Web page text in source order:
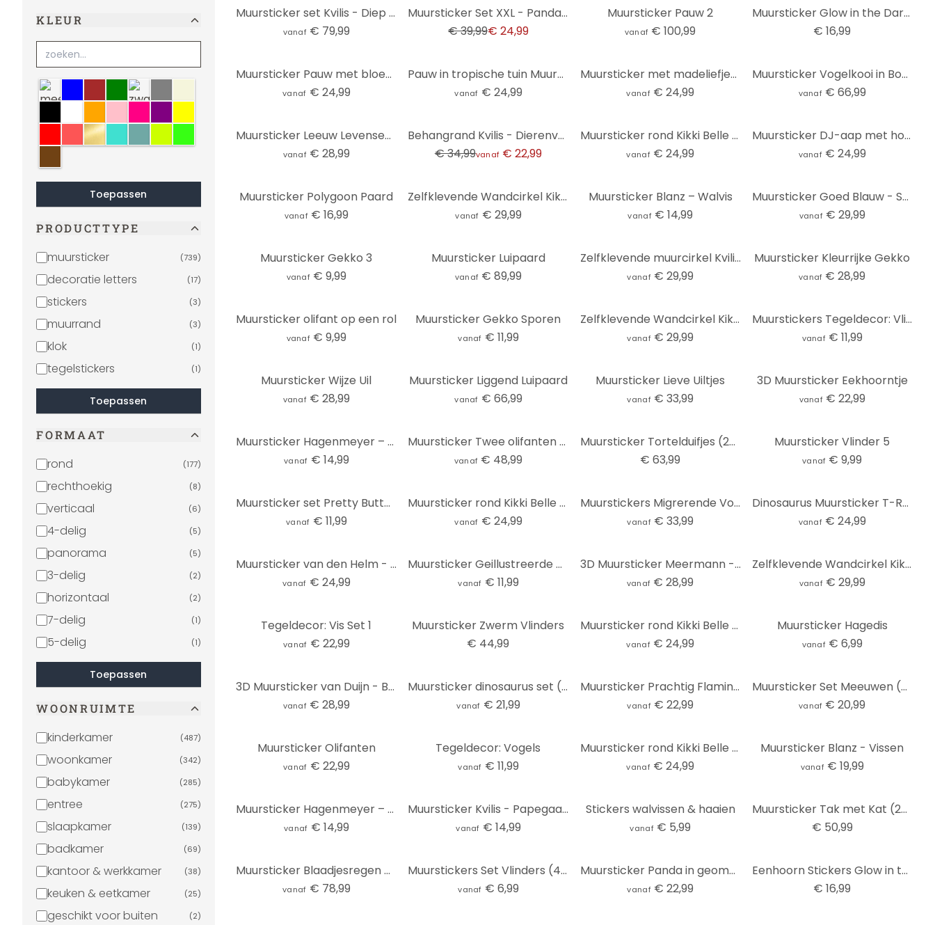
KLEUR
meerkleurig groenzwart-wit
crème
goud
Toepassen
PRODUCTTYPE
muursticker (739)
decoratie letters (17)
stickers (3)
muurrand (3)
klok (1)
tegelstickers (1)
Toepassen
FORMAAT
rond (177)
rechthoekig (8)
verticaal (6)
4-delig (5)
panorama (5)
3-delig (2)
horizontaal (2)
7-delig (1)
5-delig (1)
Toepassen
WOONRUIMTE
kinderkamer (487)
woonkamer (342)
babykamer (285)
entree (275)
slaapkamer (139)
badkamer (69)
kantoor & werkkamer (38)
keuken & eetkamer (25)
geschikt voor buiten (2)
Muursticker set Kvilis - Diep in de Oceaan (25-delig)
vanaf € 79,99
Muursticker Set XXL - Panda Beren
€ 39,99€ 24,99
Muursticker Pauw 2
vanaf € 100,99
Muursticker Glow in the Dark - Vlinders
€ 16,99
Muursticker Pauw met bloemen - Haase
vanaf € 24,99
Pauw in tropische tuin Muursticker op mozaïek - Bloemdecor - Rond
vanaf € 24,99
Muursticker met madeliefjes - Rond
vanaf € 24,99
Muursticker Vogelkooi in Boom
vanaf € 66,99
Muursticker Leeuw Levensecht
vanaf € 28,99
Behangrand Kvilis - Dierenvrienden in het Bos
€ 34,99vanaf € 22,99
Muursticker rond Kikki Belle - Jungle Paradijs
vanaf € 24,99
Muursticker DJ-aap met hoofdtelefoon - Magnusson
vanaf € 24,99
Muursticker Polygoon Paard
vanaf € 16,99
Zelfklevende Wandcirkel Kikki Belle - Ocean Life
vanaf € 29,99
Muursticker Blanz – Walvis
vanaf € 14,99
Muursticker Goed Blauw - Schildpad Koppel
vanaf € 29,99
Muursticker Gekko 3
vanaf € 9,99
Muursticker Luipaard
vanaf € 89,99
Zelfklevende muurcirkel Kvilis - In het Bos
vanaf € 29,99
Muursticker Kleurrijke Gekko
vanaf € 28,99
Muursticker olifant op een rol
vanaf € 9,99
Muursticker Gekko Sporen
vanaf € 11,99
Zelfklevende Wandcirkel Kikki Belle - Tropical Birds
vanaf € 29,99
Muurstickers Tegeldecor: Vlinders
vanaf € 11,99
Muursticker Wijze Uil
vanaf € 28,99
Muursticker Liggend Luipaard
vanaf € 66,99
Muursticker Lieve Uiltjes
vanaf € 33,99
3D Muursticker Eekhoorntje
vanaf € 22,99
Muursticker Hagenmeyer – Koffie
vanaf € 14,99
Muursticker Twee olifanten - moeder en kind - Kvilis
vanaf € 48,99
Muursticker Tortelduifjes (2-kleurig) incl. 5 Fotolijstjes
€ 63,99
Muursticker Vlinder 5
vanaf € 9,99
Muursticker set Pretty Butterflies
vanaf € 11,99
Muursticker rond Kikki Belle - Forest Magic
vanaf € 24,99
Muurstickers Migrerende Vogels
vanaf € 33,99
Dinosaurus Muursticker T-Rex: Het wilde gezicht van de prehistorie - Jaszke - Rond
vanaf € 24,99
Muursticker van den Helm - Highlander
vanaf € 24,99
Muursticker Geillustreerde Vlinders Bruin (3 stuks)
vanaf € 11,99
3D Muursticker Meermann - Zilverrug
vanaf € 28,99
Zelfklevende Wandcirkel Kikki Belle - de Savanne
vanaf € 29,99
Tegeldecor: Vis Set 1
vanaf € 22,99
Muursticker Zwerm Vlinders
€ 44,99
Muursticker rond Kikki Belle - Koninkrijk van de Dieren
vanaf € 24,99
Muursticker Hagedis
vanaf € 6,99
3D Muursticker van Duijn - Baby Olifant
vanaf € 28,99
Muursticker dinosaurus set (5 stuks)
vanaf € 21,99
Muursticker Prachtig Flamingo Paar
vanaf € 22,99
Muursticker Set Meeuwen (5 stuks)
vanaf € 20,99
Muursticker Olifanten
vanaf € 22,99
Tegeldecor: Vogels
vanaf € 11,99
Muursticker rond Kikki Belle - Hert in de Zomer
vanaf € 24,99
Muursticker Blanz - Vissen
vanaf € 19,99
Muursticker Hagenmeyer – Happy Fish
vanaf € 14,99
Muursticker Kvilis - Papegaai 02
vanaf € 14,99
Stickers walvissen & haaien
vanaf € 5,99
Muursticker Tak met Kat (2-kleurig)
€ 50,99
Muursticker Blaadjesregen met vogeltjes
vanaf € 78,99
Muurstickers Set Vlinders (4-delig)
vanaf € 6,99
Muursticker Panda in geometrische vorm
vanaf € 22,99
Eenhoorn Stickers Glow in the Dark
€ 16,99